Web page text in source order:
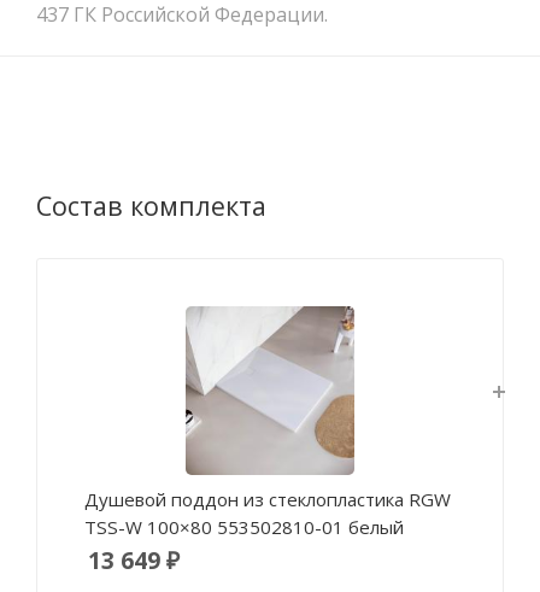
437 ГК Российской Федерации.
Состав комплекта
Душевой поддон из стеклопластика RGW
TSS-W 100×80 553502810-01 белый
13 649 ₽